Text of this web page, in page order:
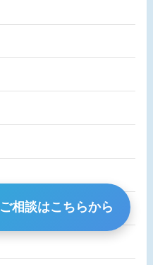
ご相談はこちらから